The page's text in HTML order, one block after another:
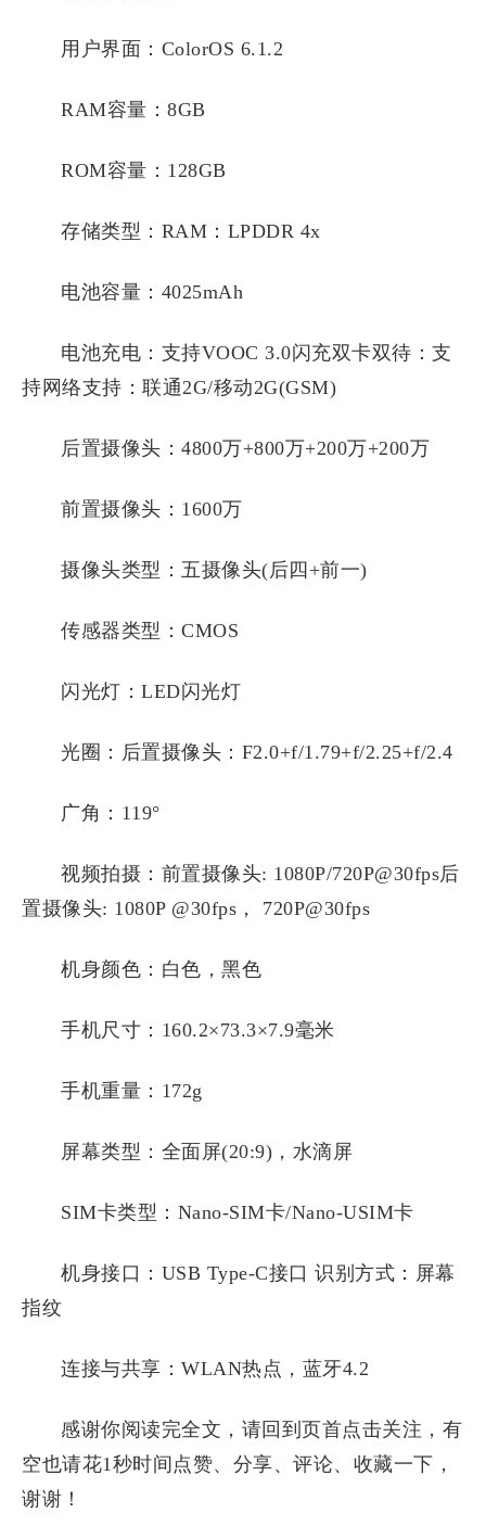
用户界面：ColorOS 6.1.2
RAM容量：8GB
ROM容量：128GB
存储类型：RAM：LPDDR 4x
电池容量：4025mAh
电池充电：支持VOOC 3.0闪充双卡双待：支
持网络支持：联通2G/移动2G(GSM)
后置摄像头：4800万+800万+200万+200万
前置摄像头：1600万
摄像头类型：五摄像头(后四+前一)
传感器类型：CMOS
闪光灯：LED闪光灯
光圈：后置摄像头：F2.0+f/1.79+f/2.25+f/2.4
广角：119°
视频拍摄：前置摄像头: 1080P/720P@30fps后
置摄像头: 1080P @30fps， 720P@30fps
机身颜色：白色，黑色
手机尺寸：160.2×73.3×7.9毫米
手机重量：172g
屏幕类型：全面屏(20:9)，水滴屏
SIM卡类型：Nano-SIM卡/Nano-USIM卡
机身接口：USB Type-C接口 识别方式：屏幕
指纹
连接与共享：WLAN热点，蓝牙4.2
感谢你阅读完全文，请回到页首点击关注，有
空也请花1秒时间点赞、分享、评论、收藏一下，
谢谢！